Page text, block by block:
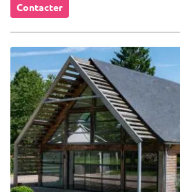
Contacter